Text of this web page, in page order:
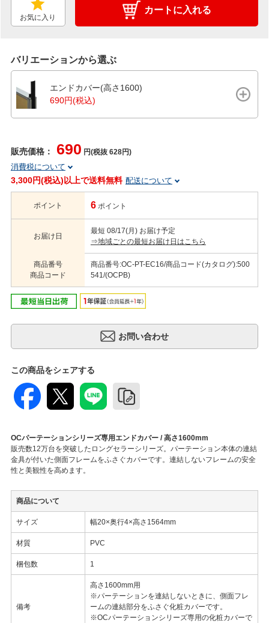
お気に入り
カートに入れる
バリエーションから選ぶ
エンドカバー(高さ1600)
690円(税込)
販売価格： 690 円(税抜 628円)
消費税について
3,300円(税込)以上で送料無料 配送について
ポイント 6 ポイント
お届け日
最短 08/17(月) お届け予定
⇒地域ごとの最短お届け日はこちら
商品番号
商品コード
商品番号:OC-PT-EC16/商品コード(カタログ):500
541/(OCPB)
この商品をシェアする
OCパーテーションシリーズ専用エンドカバー / 高さ1600mm
販売数12万台を突破したロングセラーシリーズ。パーテーション本体の連結
金具が付いた側面フレームをふさぐカバーです。連結しないフレームの安全
性と美観性を高めます。
商品について
サイズ 幅20×奥行4×高さ1564mm
材質 PVC
梱包数 1
備考
高さ1600mm用
※パーテーションを連結しないときに、側面フレ
ームの連結部分をふさぐ化粧カバーです。
※OCパーテーションシリーズ専用の化粧カバーで